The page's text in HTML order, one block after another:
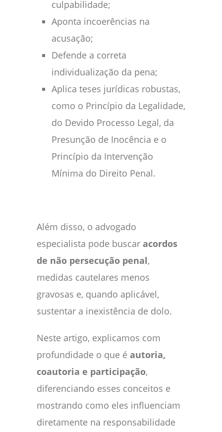
culpabilidade;
Aponta incoerências na
acusação;
Defende a correta
individualização da pena;
Aplica teses jurídicas robustas,
como o Princípio da Legalidade,
do Devido Processo Legal, da
Presunção de Inocência e o
Princípio da Intervenção
Mínima do Direito Penal.
Além disso, o advogado
especialista pode buscar acordos
de não persecução penal,
medidas cautelares menos
gravosas e, quando aplicável,
sustentar a inexistência de dolo.
Neste artigo, explicamos com
profundidade o que é autoria,
coautoria e participação,
diferenciando esses conceitos e
mostrando como eles influenciam
diretamente na responsabilidade